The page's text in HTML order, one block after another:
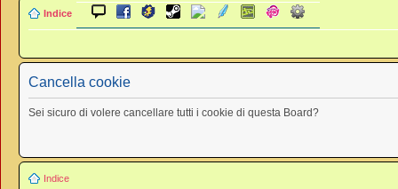
Indice
Cancella cookie
Sei sicuro di volere cancellare tutti i cookie di questa Board?
Indice